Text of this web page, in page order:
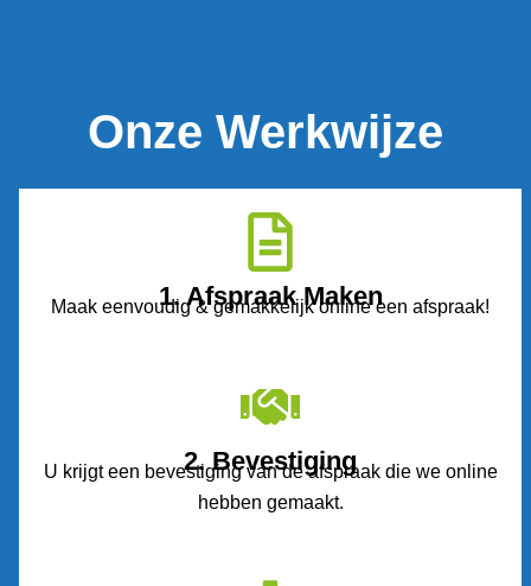
Onze Werkwijze
1. Afspraak Maken
Maak eenvoudig & gemakkelijk online een afspraak!
2. Bevestiging
U krijgt een bevestiging van de afspraak die we online
hebben gemaakt.